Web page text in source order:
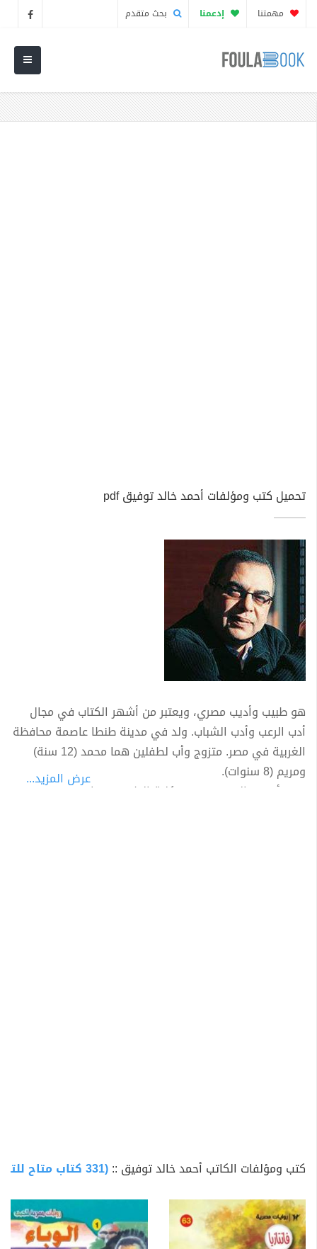
مهمتنا إدعمنا بحث متقدم
تحميل كتب ومؤلفات أحمد خالد توفيق pdf
هو طبيب وأديب مصري، ويعتبر من أشهر الكتاب في مجال
أدب الرعب وأدب الشباب. ولد في مدينة طنطا عاصمة محافظة
الغربية في مصر. متزوج وأب لطفلين هما محمد (12 سنة)
ومريم (8 سنوات).
تخرج أحمد خالد توفيق في كلية الطب في جامعة طنطا عام
عرض المزيد...
كتب ومؤلفات الكاتب أحمد خالد توفيق ::(331 كتاب متاح للتحميل)